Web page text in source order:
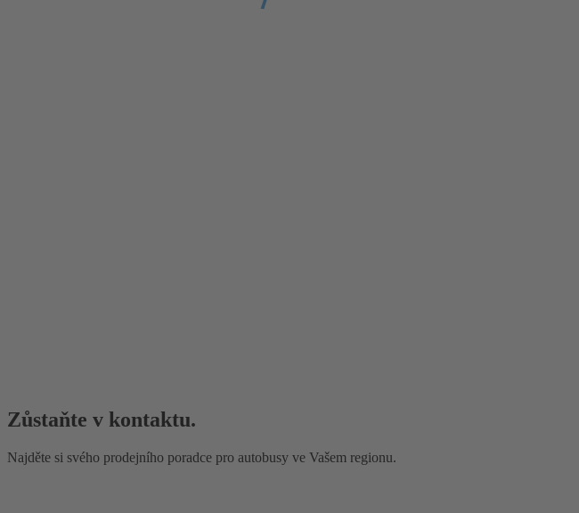
Zůstaňte v kontaktu.
Najděte si svého prodejního poradce pro autobusy ve Vašem regionu.